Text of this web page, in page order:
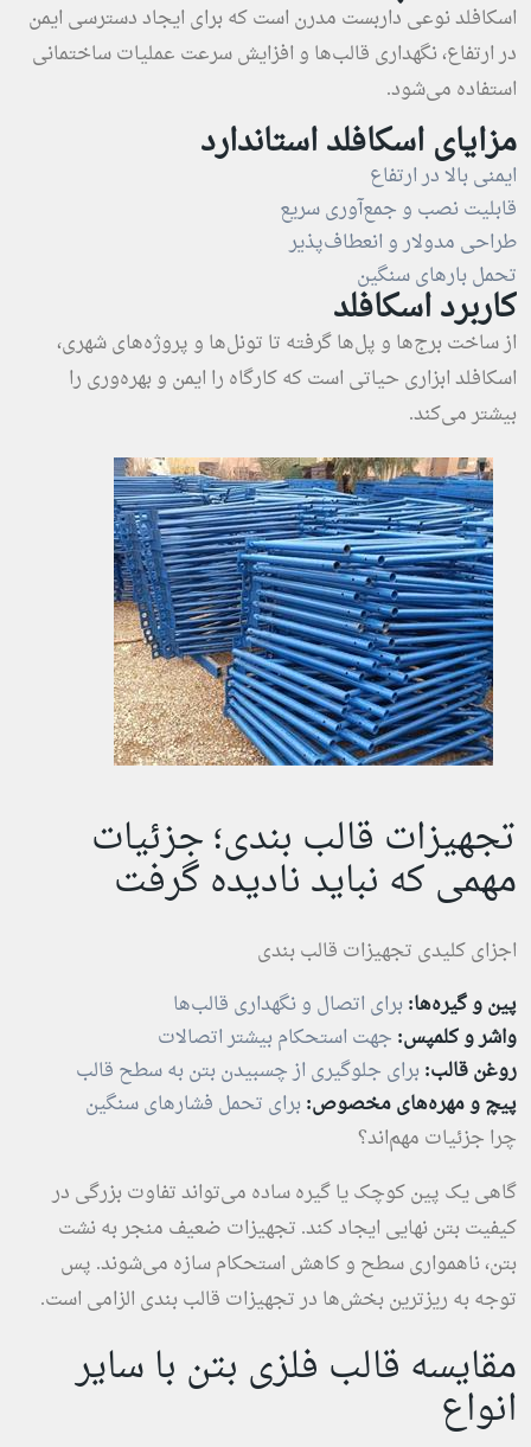
اسکافلد نوعی داربست مدرن است که برای ایجاد دسترسی ایمن
در ارتفاع، نگهداری قالب‌ها و افزایش سرعت عملیات ساختمانی
استفاده می‌شود.
مزایای اسکافلد استاندارد
ایمنی بالا در ارتفاع
قابلیت نصب و جمع‌آوری سریع
طراحی مدولار و انعطاف‌پذیر
تحمل بارهای سنگین
کاربرد اسکافلد
از ساخت برج‌ها و پل‌ها گرفته تا تونل‌ها و پروژه‌های شهری،
اسکافلد ابزاری حیاتی است که کارگاه را ایمن و بهره‌وری را
بیشتر می‌کند.
تجهیزات قالب بندی؛ جزئیات
مهمی که نباید نادیده گرفت
اجزای کلیدی تجهیزات قالب بندی
پین و گیره‌ها:برای اتصال و نگهداری قالب‌ها
واشر و کلمپس: جهت استحکام بیشتر اتصالات
روغن قالب:برای جلوگیری از چسبیدن بتن به سطح قالب
پیچ و مهره‌های مخصوص:برای تحمل فشارهای سنگین
چرا جزئیات مهم‌اند؟
گاهی یک پین کوچک یا گیره ساده می‌تواند تفاوت بزرگی در
کیفیت بتن نهایی ایجاد کند. تجهیزات ضعیف منجر به نشت
بتن، ناهمواری سطح و کاهش استحکام سازه می‌شوند. پس
توجه به ریزترین بخش‌ها در تجهیزات قالب بندی الزامی است.
مقایسه قالب فلزی بتن با سایر
انواع